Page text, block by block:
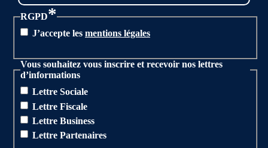
RGPD*
J’accepte les mentions légales
Vous souhaitez vous inscrire et recevoir nos lettres
d’informations
Lettre Sociale
Lettre Fiscale
Lettre Business
Lettre Partenaires